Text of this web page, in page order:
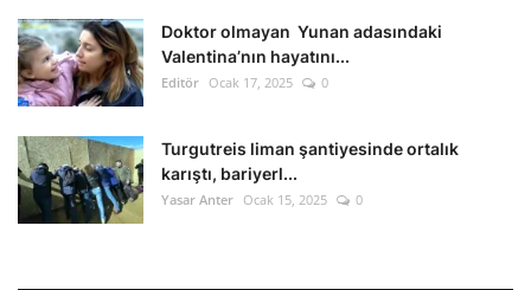
Doktor olmayan Yunan adasındaki
Valentina’nın hayatını...
Editör Ocak 17, 2025 0
Turgutreis liman şantiyesinde ortalık
karıştı, bariyerl...
Yasar Anter Ocak 15, 2025 0